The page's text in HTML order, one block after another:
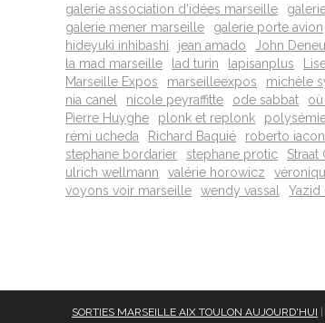
galerie association d'idées marseille
galerie mener marseille
galerie porte avion
hideyuki inhibashi
jean amado John
la mad marseille
lad turin lapisanplus
Marseille Expos
marseilleexpos michèle
nia canel
nicole peyraffitte ode sabbat
Pierre Huyghe
plonk et replonk
rémi ucheda
Richard Baquié roberto
stephane bordarier
stephane protic Straat
ulrich wellmann
valérie horowicz
voyons voir marseille
wendy vassal Yazid
SORTIES MARSEILLE AIX TOULON AUJOURD'HUI